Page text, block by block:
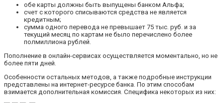
обе карты должны быть выпущены банком Альфа;
счет с которого списываются средства не является
кредитным;
сумма одного перевода не превышает 75 тыс. руб. и за
текущий месяц по картам не было перечислено более
полмиллиона рублей.
Пополнение в онлайн-сервисах осуществляется моментально, но не
более пяти дней.
Особенности остальных методов, а также подробные инструкции
представлены на интернет-ресурсе банка. По этим способам
взимается дополнительная комиссия. Специфика некоторых из них: